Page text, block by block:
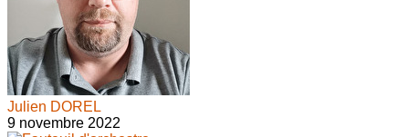
Julien DOREL
9 novembre 2022